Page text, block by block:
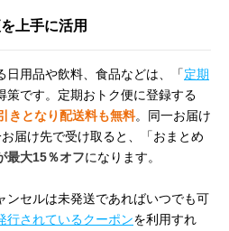
上手に活用
日用品や飲料、食品などは、「定期
策です。定期おトク便に登録する
きとなり配送料も無料。同一お届け
届け先で受け取ると、「おまとめ
最大15％オフになります。
ンセルは未発送であればいつでも可
行されているクーポンを利用すれ